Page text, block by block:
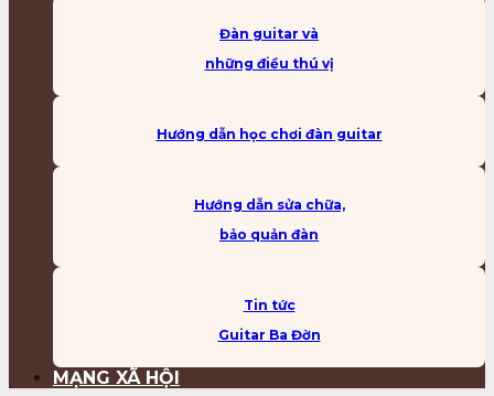
Đàn guitar và
những điều thú vị
Hướng dẫn học chơi đàn guitar
Hướng dẫn sửa chữa,
bảo quản đàn
Tin tức
Guitar Ba Đờn
MẠNG XÃ HỘI